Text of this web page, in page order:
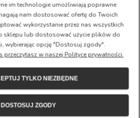
F - tkaniny, z których wykonane są
powłoki ochronnej w postaci
która sprawia, że stają się one
vinylonowe zachowują się w tym
i puchną w kontakcie z wilgocią.
się również bardziej zwarta i jest w
bez potrzeby nakładania powłoki.
z wyjątkową wytrzymałością Vinylonu F,
Kånken już od końca lat 1970.
im technologie umożliwiają poprawne
nam dostosować ofertę do Twoich
wykorzystanie przez nas wszystkich
sklepu lub dostosować użycie plików do
wybierając opcję "Dostosuj zgody".
przeczytasz w naszej Polityce prywatności.
TYLKO NIEZBĘDNE
DOSTOSUJ ZGODY